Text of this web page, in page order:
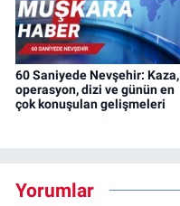
60 Saniyede Nevşehir: Kaza,
operasyon, dizi ve günün en
çok konuşulan gelişmeleri
Yorumlar